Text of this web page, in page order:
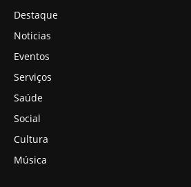
Destaque
Noticias
Eventos
Serviços
Saúde
Social
Cultura
Música